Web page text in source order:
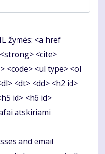
žymės: <a href
<cite>
<code> <ul type> <ol
<dt> <dd> <h2 id>
id> <h6 id>
atskiriami
and email